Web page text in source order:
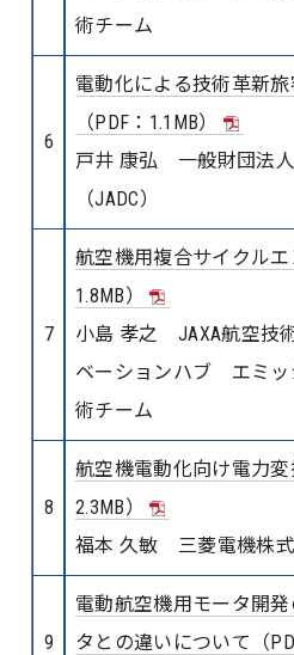
術チーム
6
電動化による技術革新
（PDF：1.1MB）
戸井 康弘 一般財団法
（JADC）
7
航空機用複合サイクルエ
1.8MB）
小島 孝之 JAXA航空技
ベーションハブ エミッ
術チーム
8
航空機電動化向け電力変
2.3MB）
福本 久敏 三菱電機株
9
電動航空機用モータ開
タとの違いについて（